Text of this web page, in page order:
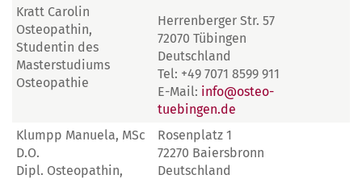
Kratt Carolin
Osteopathin,
Studentin des
Masterstudiums
Osteopathie
Herrenberger Str. 57
72070 Tübingen
Deutschland
Tel: +49 7071 8599 911
E-Mail: info@osteo-
tuebingen.de
Klumpp Manuela, MSc
D.O.
Dipl. Osteopathin,
Rosenplatz 1
72270 Baiersbronn
Deutschland